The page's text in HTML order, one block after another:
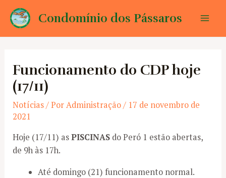
para
Condomínio dos Pássaros
Funcionamento do CDP hoje
(17/11)
Notícias/ PorAdministração/ 17 de novembro de
2021
Hoje (17/11) asPISCINAS do Peró 1 estão abertas,
de 9h às 17h.
Até domingo (21) funcionamento normal.